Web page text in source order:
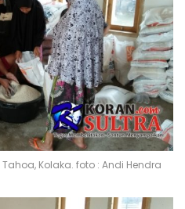
Kolaka. foto : Andi Hendra